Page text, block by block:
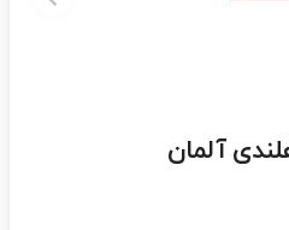
آلمان